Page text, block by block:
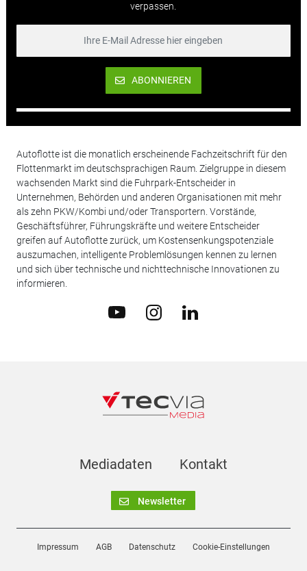
verpassen.
ABONNIEREN
Autoflotte ist die monatlich erscheinende Fachzeitschrift für den
Flottenmarkt im deutschsprachigen Raum. Zielgruppe in diesem
wachsenden Markt sind die Fuhrpark-Entscheider in
Unternehmen, Behörden und anderen Organisationen mit mehr
als zehn PKW/Kombi und/oder Transportern. Vorstände,
Geschäftsführer, Führungskräfte und weitere Entscheider
greifen auf Autoflotte zurück, um Kostensenkungspotenziale
auszumachen, intelligente Problemlösungen kennen zu lernen
und sich über technische und nichttechnische Innovationen zu
informieren.
Mediadaten Kontakt
Newsletter
Impressum AGB Datenschutz Cookie-Einstellungen